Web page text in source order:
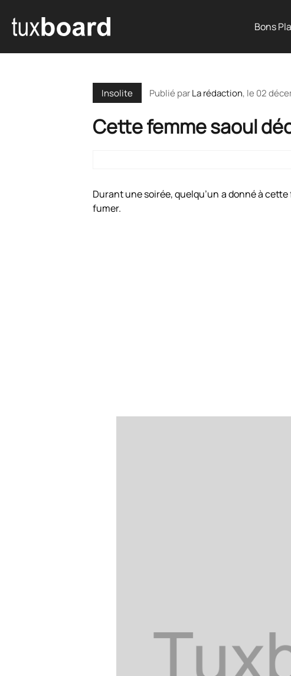
Bons
Insolite Publié parLa rédaction, le 02
Cette femme saoul
Durant une soirée, quelqu’un a donné à
fumer.